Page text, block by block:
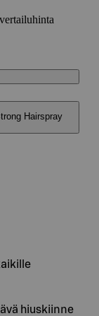
vertailuhinta
Hairspray
hiuskiinne